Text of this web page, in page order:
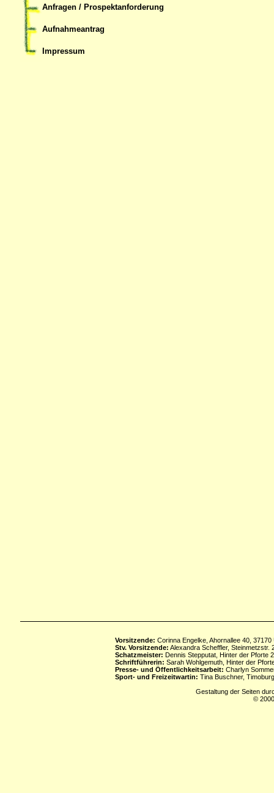
Anfragen / Prospektanforderung
Aufnahmeantrag
Impressum
Vorsitzende: Corinna Engelke, Ahornallee 40,
Stv. Vorsitzende: Alexandra Scheffler, Steinmetzstr.
Schatzmeister: Dennis Stepputat, Hinter der Pforte
Schriftführerin: Sarah Wohlgemuth, Hinter der
Presse- und Öffentlichkeitsarbeit: Charlyn
Sport- und Freizeitwartin: Tina Buschner,
Gestaltung der Seiten
©